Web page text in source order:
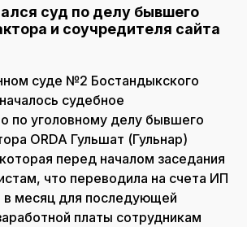
суд по делу бывшего
и соучредителя сайта
суде №2 Бостандыкского
судебное
по уголовному делу бывшего
ORDA Гульшат (Гульнар)
перед началом заседания
что переводила на счета ИП
в месяц для последующей
платы сотрудникам